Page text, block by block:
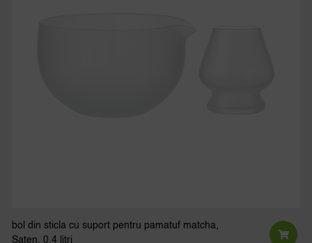
bol din sticla cu suport pentru pamatuf matcha,
Saten, 0.4 litri